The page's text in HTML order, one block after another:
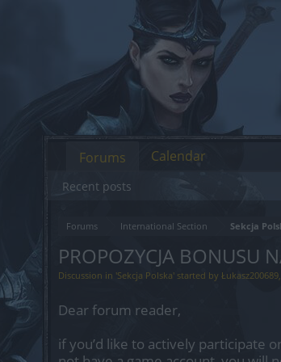
Forums International Section Sekcja
PROPOZYCJA BONUSU
Discussion in 'Sekcja Polska' started by Łukasz200689,
Dear forum reader,
if you’d like to actively participate
Forums
Recent posts
Calendar